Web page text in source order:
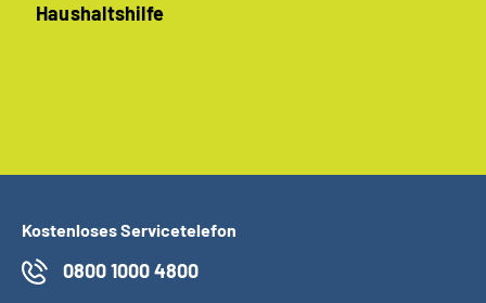
Haushaltshilfe
Kostenloses Servicetelefon
0800 1000 4800